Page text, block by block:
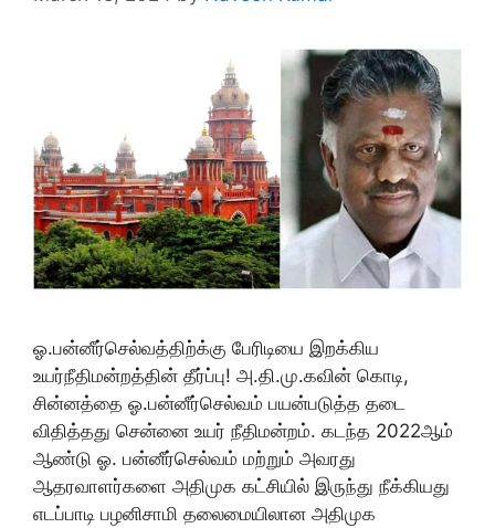
ஓ.பன்னீர்செல்வத்திற்க்கு பேரிடியை இறக்கிய
உயர்நீதிமன்றத்தின் தீர்ப்பு! அ.தி.மு.கவின் கொடி,
சின்னத்தை ஓ.பன்னீர்செல்வம் பயன்படுத்த தடை
விதித்தது சென்னை உயர் நீதிமன்றம். கடந்த 2022ஆம்
ஆண்டு ஓ. பன்னீர்செல்வம் மற்றும் அவரது
ஆதரவாளர்களை அதிமுக கட்சியில் இருந்து நீக்கியது
எடப்பாடி பழனிசாமி தலைமையிலான அதிமுக